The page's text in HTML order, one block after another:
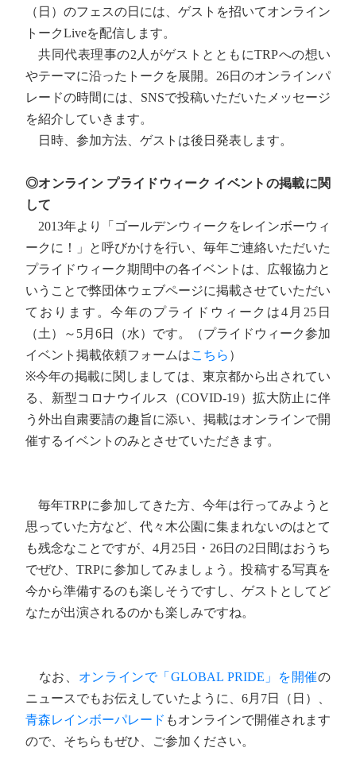
（日）のフェスの日には、ゲストを招いてオンライン
トークLiveを配信します。
共同代表理事の2人がゲストとともにTRPへの想い
やテーマに沿ったトークを展開。26日のオンラインパ
レードの時間には、SNSで投稿いただいたメッセージ
を紹介していきます。
日時、参加方法、ゲストは後日発表します。
◎オンライン プライドウィーク イベントの掲載に関
して
2013年より「ゴールデンウィークをレインボーウィ
ークに！」と呼びかけを行い、毎年ご連絡いただいた
プライドウィーク期間中の各イベントは、広報協力と
いうことで弊団体ウェブページに掲載させていただい
ております。今年のプライドウィークは4月25日
（土）～5月6日（水）です。（プライドウィーク参加
イベント掲載依頼フォームはこちら ）
※今年の掲載に関しましては、東京都から出されてい
る、新型コロナウイルス（COVID-19）拡大防止に伴
う外出自粛要請の趣旨に添い、掲載はオンラインで開
催するイベントのみとさせていただきます。
毎年TRPに参加してきた方、今年は行ってみようと
思っていた方など、代々木公園に集まれないのはとて
も残念なことですが、4月25日・26日の2日間はおうち
でぜひ、TRPに参加してみましょう。投稿する写真を
今から準備するのも楽しそうですし、ゲストとしてど
なたが出演されるのかも楽しみですね。
なお、 オンラインで「GLOBAL PRIDE」を開催の
ニュースでもお伝えしていたように、6月7日（日）、
青森レインボーパレード もオンラインで開催されます
ので、そちらもぜひ、ご参加ください。